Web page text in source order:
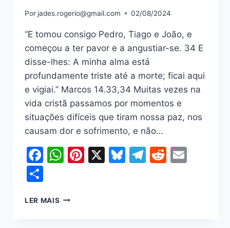
Por jades.rogerio@gmail.com 02/08/2024
“E tomou consigo Pedro, Tiago e João, e
começou a ter pavor e a angustiar-se. 34 E
disse-lhes: A minha alma está
profundamente triste até a morte; ficai aqui
e vigiai.” Marcos 14.33,34 Muitas vezes na
vida cristã passamos por momentos e
situações difíceis que tiram nossa paz, nos
causam dor e sofrimento, e não…
Facebook
WhatsApp
Pinterest
X Bluesky
Telegram
Reddit
LER MAIS